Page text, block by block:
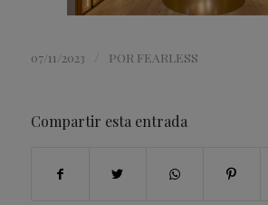
07/11/2023 POR FEARLESS
Compartir esta entrada